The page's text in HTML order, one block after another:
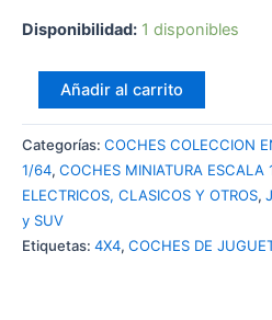
Disponibilidad: 1 disponibles
MATCHBOX
1948
JEEP
cantidad
Añadir al carrito
Categorías: COCHES COLECCION
1/64, COCHES MINIATURA ESCALA
ELECTRICOS, CLASICOS Y OTROS,
y SUV
Etiquetas: 4X4, COCHES DE